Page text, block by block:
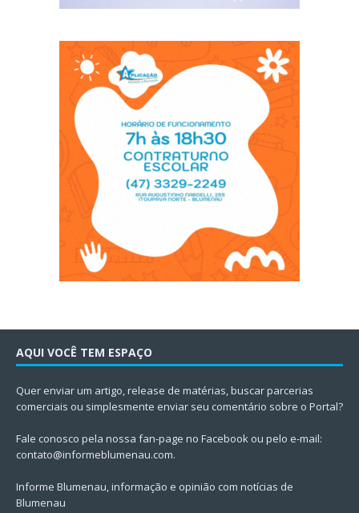
AQUI VOCÊ TEM ESPAÇO
Quer enviar um artigo, release de matérias, buscar parcerias
comerciais ou simplesmente enviar seu comentário sobre o Portal?
Fale conosco pela nossa fan-page no Facebook ou pelo e-mail:
contato@informeblumenau.com.
Informe Blumenau, informação e opinião com notícias de
Blumenau